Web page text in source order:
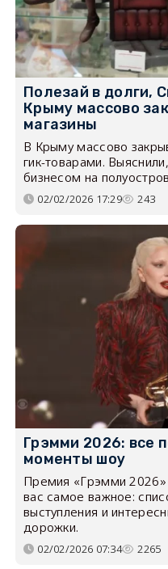
Полезай в долги,
Крыму массово
магазины
В Крыму массово
гик-товарами.
бизнесом на
02/02/2026 17:29 243
Грэмми 2026: все
моменты шоу
Премия «Грэмми
вас самое важное:
выступления и
дорожки.
02/02/2026 07:34 2265